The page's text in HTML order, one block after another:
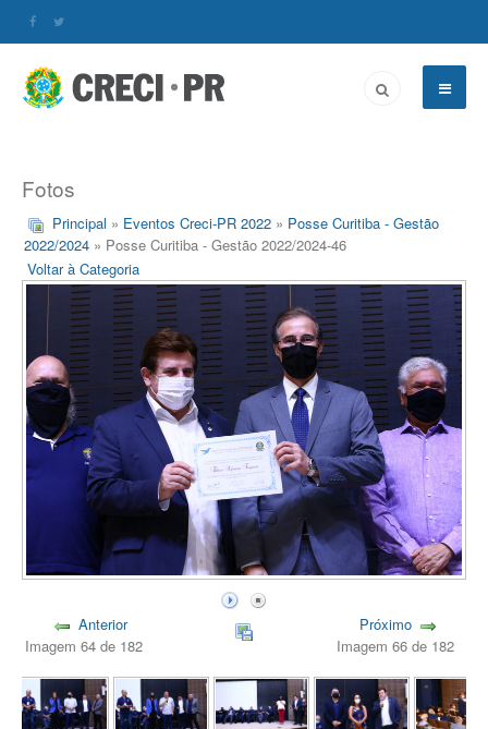
Fotos
Principal » Eventos Creci-PR 2022 » Posse Curitiba - Gestão
2022/2024 » Posse Curitiba - Gestão 2022/2024-46
Voltar à Categoria
Anterior
Imagem 64 de 182
Próximo
Imagem 66 de 182